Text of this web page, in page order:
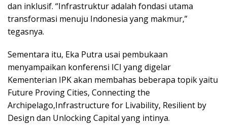
dan inklusif. “Infrastruktur adalah fondasi utama
transformasi menuju Indonesia yang makmur,”
tegasnya.
Sementara itu, Eka Putra usai pembukaan
menyampaikan konferensi ICI yang digelar
Kementerian IPK akan membahas beberapa topik yaitu
Future Proving Cities, Connecting the
Archipelago,Infrastructure for Livability, Resilient by
Design dan Unlocking Capital yang intinya.